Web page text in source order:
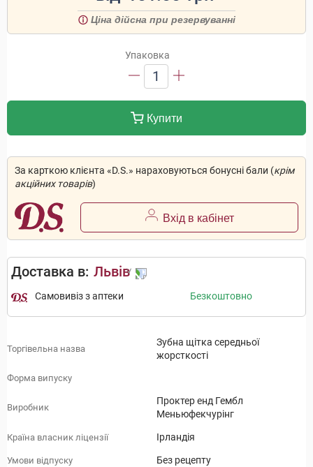
Ціна дійсна при резервуванні
Упаковка
1
Купити
За карткою клієнта «D.S.» нараховуються бонусні бали (крім
акційних товарів)
Вхід в кабінет
Доставка в: Львів
Самовивіз з аптеки Безкоштовно
Торгівельна назва
Зубна щітка середньої
жорсткості
Форма випуску
Виробник
Проктер енд Гембл
Меньюфекчурінг
Країна власник ліцензії Ірландія
Умови відпуску Без рецепту